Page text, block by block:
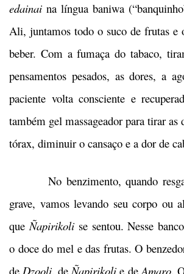
edainai na língua baniwa
Ali, juntamos todo o suco de frutas e
beber. Com a fumaça do tabaco,
pensamentos pesados, as dores, a
paciente volta consciente e
também gel massageador para tirar as
tórax, diminuir o cansaço e a dor de
No benzimento, quando
grave, vamos levando seu corpo ou
queÑapirikolise sentou. Nesse
o doce do mel e das frutas. O
deDzooli, deÑapirikoli e deAmaro.